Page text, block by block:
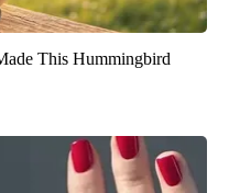
This Hummingbird